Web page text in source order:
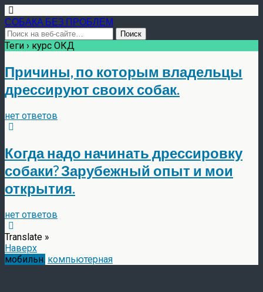
СОБАКА БЕЗ ПРОБЛЕМ
Теги › курс ОКД
Причины, по которым владельцы
дрессируют своих собак.
нет ответов
Когда надо начинать дрессировку
собаки? Зарубежный опыт и мои
открытия.
нет ответов
Translate »
Наверх
мобильн. компьютерная